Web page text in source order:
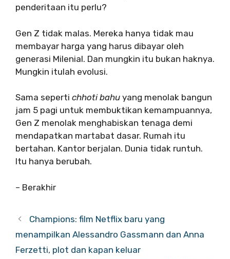
penderitaan itu perlu?
Gen Z tidak malas. Mereka hanya tidak mau
membayar harga yang harus dibayar oleh
generasi Milenial. Dan mungkin itu bukan haknya.
Mungkin itulah evolusi.
Sama seperti chhoti bahu yang menolak bangun
jam 5 pagi untuk membuktikan kemampuannya,
Gen Z menolak menghabiskan tenaga demi
mendapatkan martabat dasar. Rumah itu
bertahan. Kantor berjalan. Dunia tidak runtuh.
Itu hanya berubah.
– Berakhir
Champions: film Netflix baru yang
menampilkan Alessandro Gassmann dan Anna
Ferzetti, plot dan kapan keluar